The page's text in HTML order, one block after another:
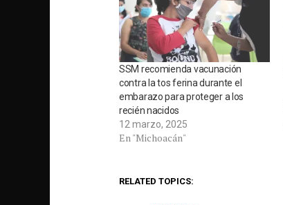
SSM recomienda vacunación
contra la tos ferina durante el
embarazo para proteger a los
recién nacidos
12 marzo, 2025
En "Michoacán"
RELATED TOPICS: